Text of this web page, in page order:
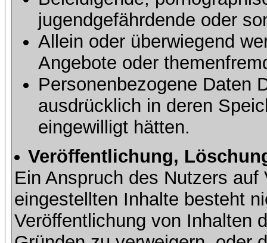
jugendgefährdende oder
Allein oder überwiegend
Angebote oder
Personenbezogene Daten
ausdrücklich in deren
eingewilligt hätten.
Veröffentlichung,
Ein Anspruch des Nutzers
eingestellten Inhalte besteht
Veröffentlichung von Inhalten